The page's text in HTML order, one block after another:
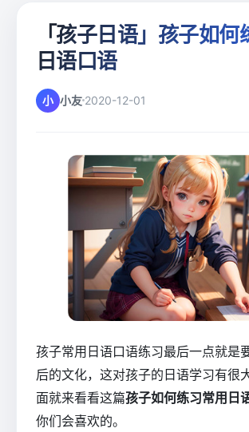
「孩子日语」孩子如何
日语口语
小 小友 2020-12-01
孩子常用日语口语练习最后一点就是
后的文化，这对孩子的日语学习有很
面就来看看这篇孩子如何练习常用日
你们会喜欢的。